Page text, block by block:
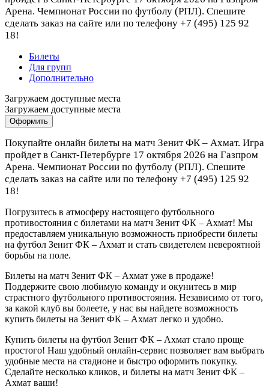
Арена. Чемпионат России по футболу (РПЛ). Спешите
сделать заказ на сайте или по телефону +7 (495) 125 92
18!
Билеты
Для групп
Дополнительно
Загружаем доступные места
Загружаем доступные места
Оформить
Покупайте онлайн билеты на матч Зенит ФК – Ахмат. Игра
пройдет в Санкт-Петербурге 17 октября 2026 на Газпром
Арена. Чемпионат России по футболу (РПЛ). Спешите
сделать заказ на сайте или по телефону +7 (495) 125 92
18!
Погрузитесь в атмосферу настоящего футбольного
противостояния с билетами на матч Зенит ФК – Ахмат! Мы
предоставляем уникальную возможность приобрести билеты
на футбол Зенит ФК – Ахмат и стать свидетелем невероятной
борьбы на поле.
Билеты на матч Зенит ФК – Ахмат уже в продаже!
Поддержите свою любимую команду и окунитесь в мир
страстного футбольного противостояния. Независимо от того,
за какой клуб вы болеете, у нас вы найдете возможность
купить билеты на Зенит ФК – Ахмат легко и удобно.
Купить билеты на футбол Зенит ФК – Ахмат стало проще
простого! Наш удобный онлайн-сервис позволяет вам выбрать
удобные места на стадионе и быстро оформить покупку.
Сделайте несколько кликов, и билеты на матч Зенит ФК –
Ахмат ваши!